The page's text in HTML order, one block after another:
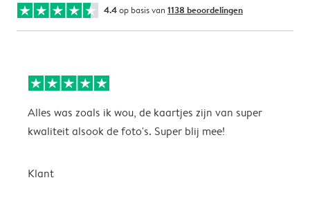
4.4op basis van 1138 beoordelingen
Alles was zoals ik wou, de kaartjes zijn van super
kwaliteit alsook de foto's. Super blij mee!
Klant